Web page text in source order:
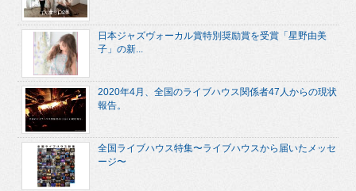
日本ジャズヴォーカル賞特別奨励賞を受賞「星野由美
子」の新...
2020年4月、全国のライブハウス関係者47人からの現状
報告。
全国ライブハウス特集〜ライブハウスから届いたメッセ
ージ〜